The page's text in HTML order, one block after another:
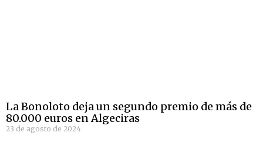
La Bonoloto deja un segundo premio de más de
80.000 euros en Algeciras
23 de agosto de 2024